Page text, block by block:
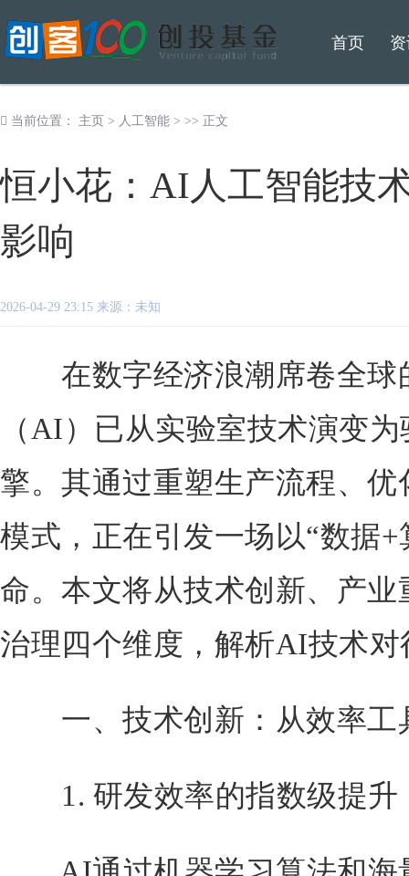
首页
当前位置： 主页 > 人工智能 > >> 正文
恒小花：AI人工智能技
影响
2026-04-29 23:15 来源：未知
在数字经济浪潮席卷全球
（AI）已从实验室技术演变
擎。其通过重塑生产流程、
模式，正在引发一场以“数据
命。本文将从技术创新、产
治理四个维度，解析AI技术
一、技术创新：从效率工
1. 研发效率的指数级提升